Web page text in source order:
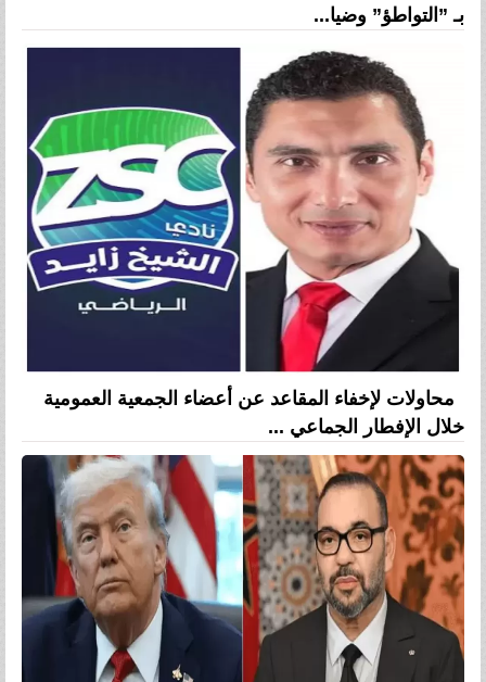
بـ ”التواطؤ” وضيا...
محاولات لإخفاء المقاعد عن أعضاء الجمعية العمومية
خلال الإفطار الجماعي ...